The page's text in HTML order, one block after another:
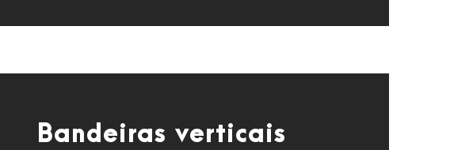
Bandeiras verticais